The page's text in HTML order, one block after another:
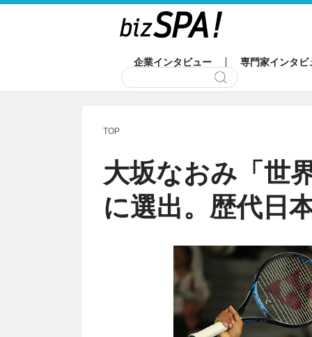
企業インタビュー 専門家インタビ
TOP
大坂なおみ「世
に選出。歴代日